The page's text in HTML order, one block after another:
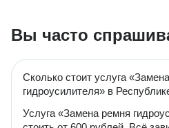
Вы часто
Сколько стоит услуга
гидроусилителя» в
Услуга «Замена ремня